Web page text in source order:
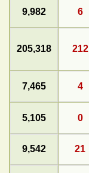
6
9,982
212
205,318
4
7,465
0
5,105
21
9,542